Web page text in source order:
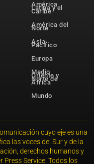
América
Latina y el
Caribe
América del
Norte
Asia-
Pacífico
Europa
Medio
Oriente y
Norte de
África
Mundo
cuyo eje es una
las voces del Sur y de la
derechos humanos y
Service. Todos los